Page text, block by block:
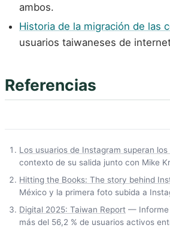
ambos.
Historia de la migración de las
usuarios taiwaneses de
Referencias
Los usuarios de Instagram superan
contexto de su salida junto con Mike
Hitting the Books: The story behind
México y la primera foto subida a
Digital 2025: Taiwan Report — Informe
más del 56,2 % de usuarios activos